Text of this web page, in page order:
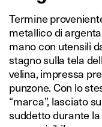
Termine
metallico di
mano con utensili
stagno sulla tela
velina, impressa
punzone. Con lo
“marca”, lasciato
suddetto durante